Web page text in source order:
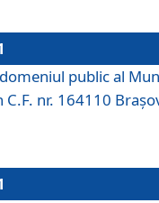
public al
nr. 164110